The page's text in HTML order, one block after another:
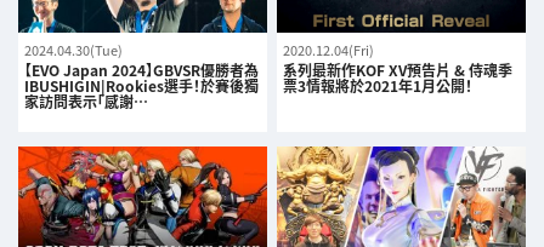
2024.04.30(Tue)
【EVO Japan 2024】GBVSR優勝者為
IBUSHIGIN|Rookies選手！於賽後獨
家訪問表示「感謝…
2020.12.04(Fri)
系列最新作KOF XV預告片 & 侍魂季
票3情報將於2021年1月公開！